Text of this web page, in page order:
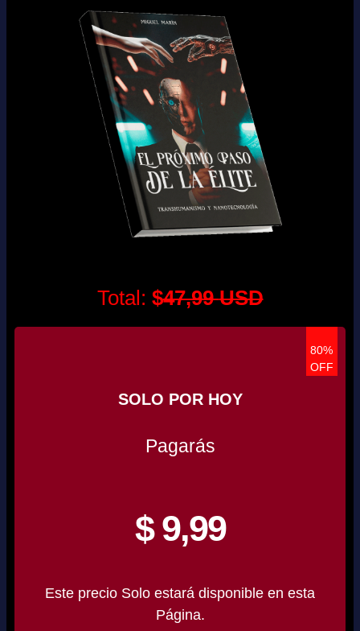
Total: $47,99USD
80%
OFF
SOLO POR HOY
Pagarás
$ 9,99
Este precio Solo estará disponible en esta
Página.